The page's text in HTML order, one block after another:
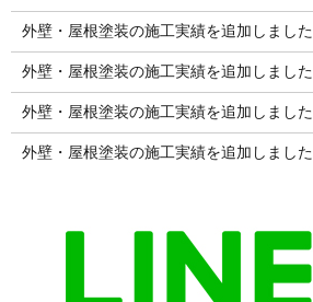
外壁・屋根塗装の施工実績を追加しました
外壁・屋根塗装の施工実績を追加しました
外壁・屋根塗装の施工実績を追加しました
外壁・屋根塗装の施工実績を追加しました